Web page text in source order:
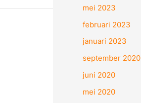
mei 2023
februari 2023
januari 2023
september 2020
juni 2020
mei 2020